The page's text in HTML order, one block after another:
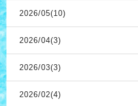
2026/05(10)
2026/04(3)
2026/03(3)
2026/02(4)